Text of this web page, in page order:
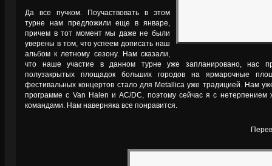
Да все пучком. Поучаствовать в этом
турне нам предложили еще в январе,
причем в тот момент мы даже не были
уверены в том, что успеем дописать наш
альбом к летному сезону. Нам сказали,
что наше участие в данном турне уже запланировано, нас
полузакрытых площадок больших городов на ярмарочные
фестивальных концертов стало для Metallica уже традицией. Нам
программе с Van Halen и AC/DC, поэтому сейчас я с
командами. Нам наверняка все понравится.